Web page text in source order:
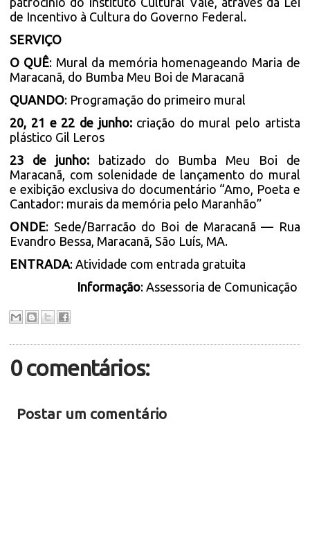
de Incentivo à Cultura do Governo Federal.
SERVIÇO
O QUÊ: Mural da memória homenageando Maria de
Maracanã, do Bumba Meu Boi de Maracanã
QUANDO: Programação do primeiro mural
20, 21 e 22 de junho:criação do mural pelo artista
plástico Gil Leros
23 de junho: batizado do Bumba Meu Boi de
Maracanã, com solenidade de lançamento do mural
e exibição exclusiva do documentário “Amo, Poeta e
Cantador: murais da memória pelo Maranhão”
ONDE: Sede/Barracão do Boi de Maracanã — Rua
Evandro Bessa, Maracanã, São Luís, MA.
ENTRADA: Atividade com entrada gratuita
Informação: Assessoria de Comunicação
0 comentários:
Postar um comentário